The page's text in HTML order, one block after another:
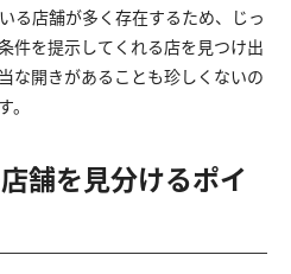
る店舗が多く存在するため、じっ
件を提示してくれる店を見つけ出
な開きがあることも珍しくないの
舗を見分けるポイ